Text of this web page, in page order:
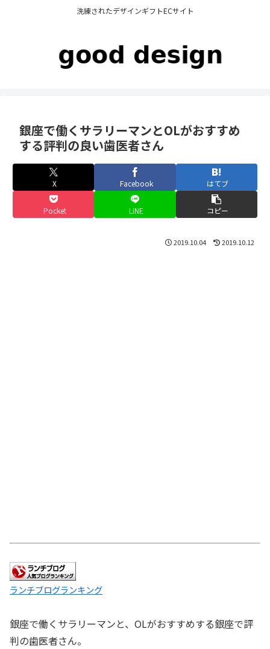
洗練されたデザインギフトECサイト
銀座で働くサラリーマンとOLがおすすめ
する評判の良い歯医者さん
X Facebook はてブ
Pocket LINE コピー
2019.10.04 2019.10.12
ランチブログランキング
銀座で働くサラリーマンと、OLがおすすめする銀座で評
判の歯医者さん。